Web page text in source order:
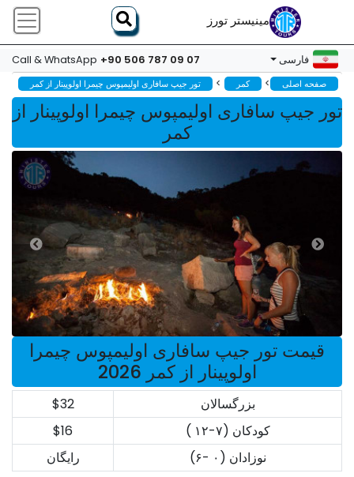
مینیستر تورز
فارسی Call & WhatsApp +90 506 787 09 07
صفحه اصلی > کمر > تور جیپ سافاری اولیمپوس چیمرا اولوپینار از کمر
تور جیپ سافاری اولیمپوس چیمرا اولوپینار از
کمر
قیمت تور جیپ سافاری اولیمپوس چیمرا
اولوپینار از کمر 2026
بزرگسالان
$32
کودکان (۷-۱۲ )
$16
نوزادان (۰ -۶)
رایگان